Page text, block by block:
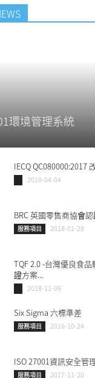
環境管理系統
IECQ QC080000:2017
2019-04-04
BRC 英國零售商協會
服務項目 2018-01-28
TQF 2.0 -台灣優良食
證方案...
2018-11-06
Six Sigma 六標準差
服務項目 2016-10-24
ISO 27001資訊安全管
服務項目 2017-11-20